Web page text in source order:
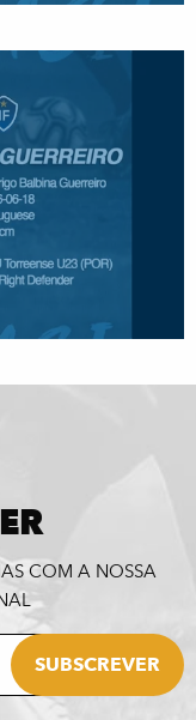
COM A NOSSA